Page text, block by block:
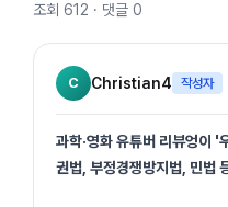
조회 612 · 댓글 0
C Christian4 작성자
과학·영화 유튜버 리뷰엉이
권법, 부정경쟁방지법, 민법